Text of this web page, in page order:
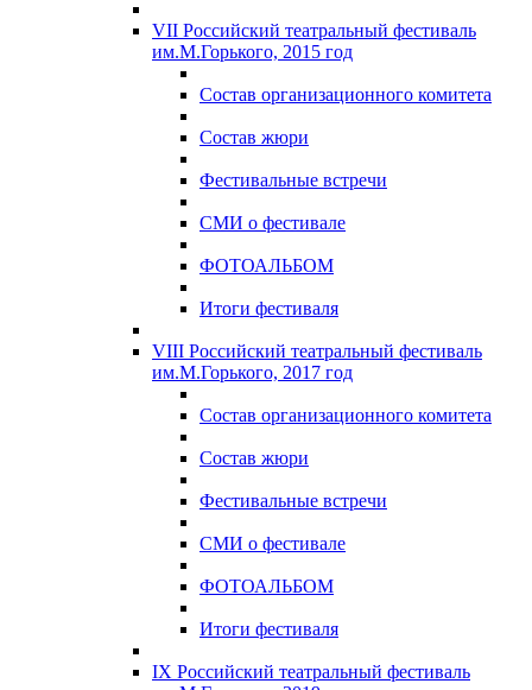
VII Российский театральный фестиваль
им.М.Горького, 2015 год
Состав организационного комитета
Состав жюри
Фестивальные встречи
СМИ о фестивале
ФОТОАЛЬБОМ
Итоги фестиваля
VIII Российский театральный фестиваль
им.М.Горького, 2017 год
Состав организационного комитета
Состав жюри
Фестивальные встречи
СМИ о фестивале
ФОТОАЛЬБОМ
Итоги фестиваля
IX Российский театральный фестиваль